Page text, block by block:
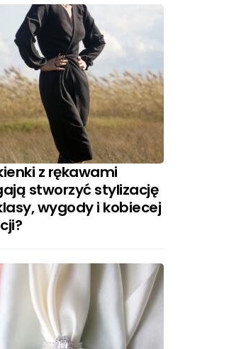
z rękawami
stworzyć stylizację
wygody i kobiecej